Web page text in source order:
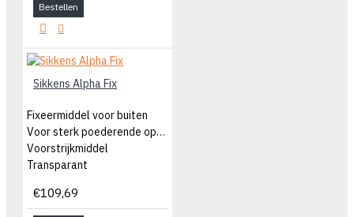
Bestellen
Sikkens Alpha Fix
Fixeermiddel voor buiten
Voor sterk poederende oppervlakten
Voorstrijkmiddel
Transparant
€109,69